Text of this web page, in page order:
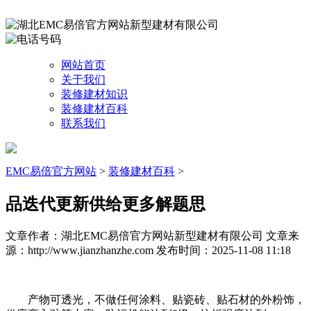
网站首页
关于我们
装修建材知识
装修建材百科
联系我们
EMC易倍官方网站 > 装修建材百科 >
品迭代更新供给更多解题思
文章作者：湖北EMC易倍官方网站新型建材有限公司 文章来
源：http://www.jianzhanzhe.com 发布时间：2025-11-08 11:18
产物可透光，不做任何涂料、贴瓷砖、贴石材的外粉饰，